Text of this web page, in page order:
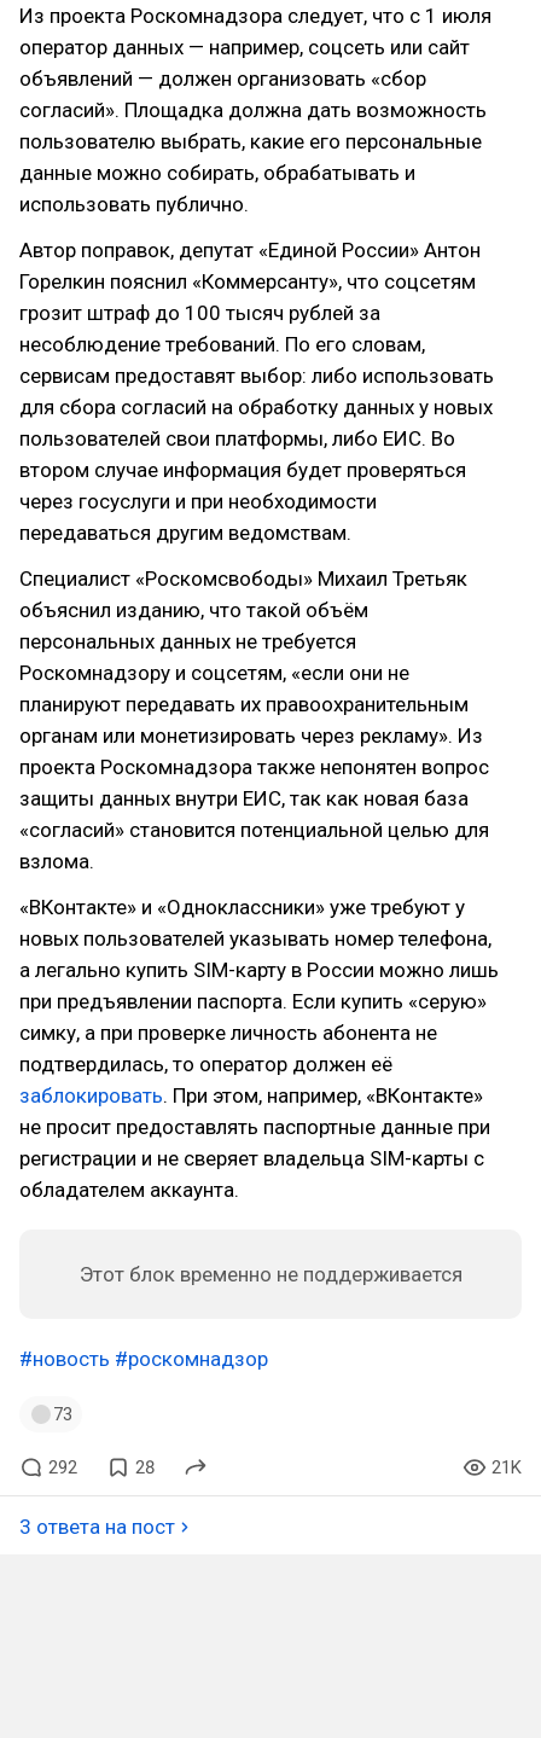
Из проекта Роскомнадзора следует, что с 1 июля
оператор данных — например, соцсеть или сайт
объявлений — должен организовать «сбор
согласий». Площадка должна дать возможность
пользователю выбрать, какие его персональные
данные можно собирать, обрабатывать и
использовать публично.
Автор поправок, депутат «Единой России» Антон
Горелкин пояснил «Коммерсанту», что соцсетям
грозит штраф до 100 тысяч рублей за
несоблюдение требований. По его словам,
сервисам предоставят выбор: либо использовать
для сбора согласий на обработку данных у новых
пользователей свои платформы, либо ЕИС. Во
втором случае информация будет проверяться
через госуслуги и при необходимости
передаваться другим ведомствам.
Специалист «Роскомсвободы» Михаил Третьяк
объяснил изданию, что такой объём
персональных данных не требуется
Роскомнадзору и соцсетям, «если они не
планируют передавать их правоохранительным
органам или монетизировать через рекламу». Из
проекта Роскомнадзора также непонятен вопрос
защиты данных внутри ЕИС, так как новая база
«согласий» становится потенциальной целью для
взлома.
«ВКонтакте» и «Одноклассники» уже требуют у
новых пользователей указывать номер телефона,
а легально купить SIM-карту в России можно лишь
при предъявлении паспорта. Если купить «серую»
симку, а при проверке личность абонента не
подтвердилась, то оператор должен её
заблокировать. При этом, например, «ВКонтакте»
не просит предоставлять паспортные данные при
регистрации и не сверяет владельца SIM-карты с
обладателем аккаунта.
Этот блок временно не поддерживается
#новость #роскомнадзор
73
292 28 21K
3 ответа на пост